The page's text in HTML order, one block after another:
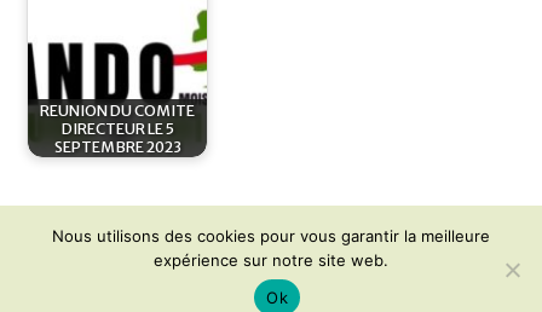
REUNION DU COMITE
DIRECTEUR LE 5
SEPTEMBRE 2023
Nous utilisons des cookies pour vous garantir la meilleure
expérience sur notre site web.
Ok